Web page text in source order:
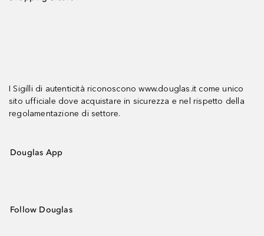
I Sigilli di autenticità riconoscono www.douglas.it come unico
sito ufficiale dove acquistare in sicurezza e nel rispetto della
regolamentazione di settore.
Douglas App
Follow Douglas